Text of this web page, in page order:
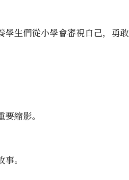
生們從小學會審視自己，勇敢
縮影。
。